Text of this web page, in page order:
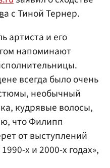
а с Тиной Тернер.
артиста и его
напоминают
всегда было очень
необычный
кудрявые волосы,
что Филипп
от выступлений
х и 2000-х годах»,